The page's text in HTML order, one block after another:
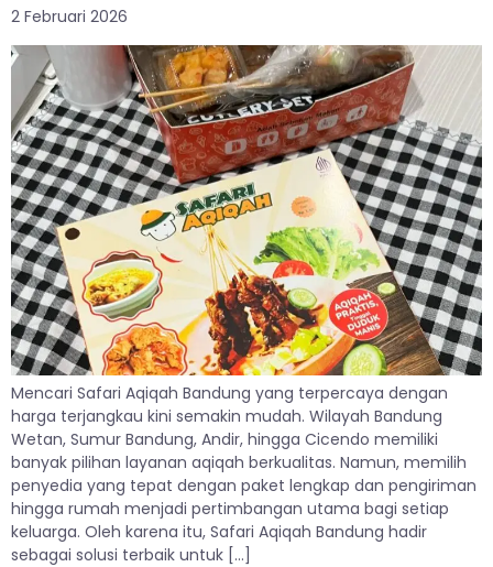
2 Februari 2026
Mencari Safari Aqiqah Bandung yang terpercaya dengan
harga terjangkau kini semakin mudah. Wilayah Bandung
Wetan, Sumur Bandung, Andir, hingga Cicendo memiliki
banyak pilihan layanan aqiqah berkualitas. Namun, memilih
penyedia yang tepat dengan paket lengkap dan pengiriman
hingga rumah menjadi pertimbangan utama bagi setiap
keluarga. Oleh karena itu, Safari Aqiqah Bandung hadir
sebagai solusi terbaik untuk […]